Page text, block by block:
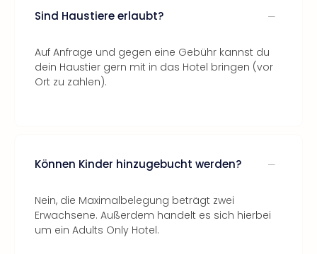
Sind Haustiere erlaubt?
Auf Anfrage und gegen eine Gebühr kannst du
dein Haustier gern mit in das Hotel bringen (vor
Ort zu zahlen).
Können Kinder hinzugebucht werden?
Nein, die Maximalbelegung beträgt zwei
Erwachsene. Außerdem handelt es sich hierbei
um ein Adults Only Hotel.